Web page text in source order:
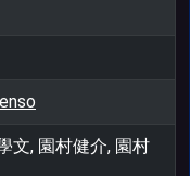
文, 園村健介, 園村